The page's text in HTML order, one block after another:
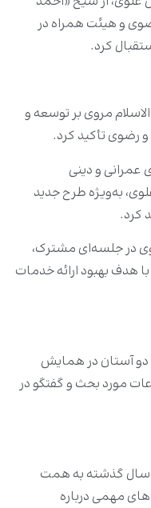
و هیئت همراه در
کرد.
مروی بر توسعه و
تأکید کرد.
عمرانی و دینی
به‌ویژه طرح جدید
کرد.
در جلسه‌ای مشترک،
هدف بهبود ارائه خدمات
آستان در همایش
مورد بحث و گفتگو در
سال گذشته به همت
مهمی درباره